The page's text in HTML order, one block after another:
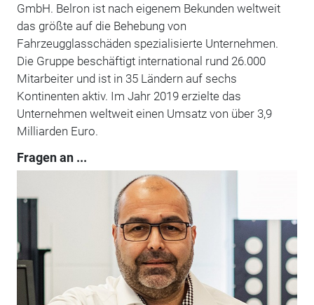
GmbH. Belron ist nach eigenem Bekunden weltweit
das größte auf die Behebung von
Fahrzeugglasschäden spezialisierte Unternehmen.
Die Gruppe beschäftigt international rund 26.000
Mitarbeiter und ist in 35 Ländern auf sechs
Kontinenten aktiv. Im Jahr 2019 erzielte das
Unternehmen weltweit einen Umsatz von über 3,9
Milliarden Euro.
Fragen an ...